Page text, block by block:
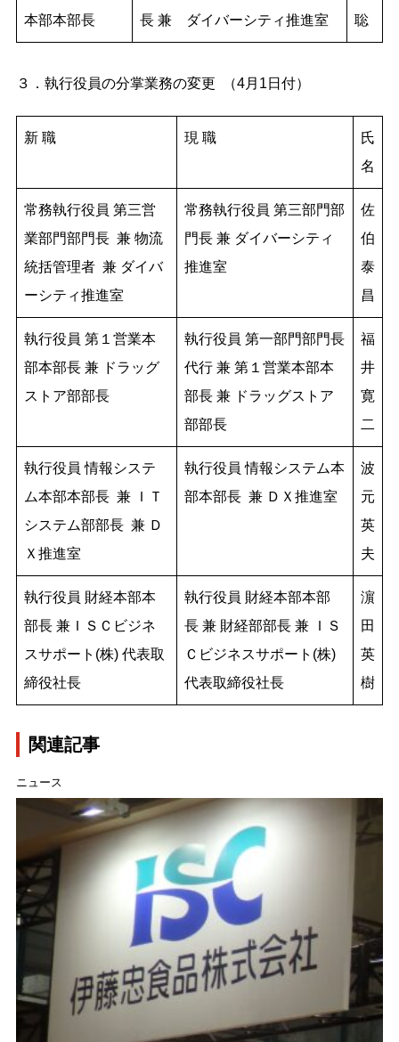
本部本部長
長 兼 ダイバーシティ推進室
聡
３．執行役員の分掌業務の変更 （4月1日付）
新 職 現 職
氏
名
常務執行役員 第三営
業部門部門長 兼 物流
統括管理者 兼 ダイバ
ーシティ推進室
常務執行役員 第三部門部
門長 兼 ダイバーシティ
推進室
佐
伯
泰
昌
執行役員 第１営業本
部本部長 兼 ドラッグ
ストア部部長
執行役員 第一部門部門長
代行 兼 第１営業本部本
部長 兼 ドラッグストア
部部長
福
井
寛
二
執行役員 情報システ
ム本部本部長 兼 ＩＴ
システム部部長 兼 Ｄ
Ｘ推進室
執行役員 情報システム本
部本部長 兼 ＤＸ推進室
波
元
英
夫
執行役員 財経本部本
部長 兼ＩＳＣビジネ
スサポート(株) 代表取
締役社長
執行役員 財経本部本部
長 兼 財経部部長 兼 ＩＳ
Ｃビジネスサポート(株)
代表取締役社長
濵
田
英
樹
関連記事
ニュース